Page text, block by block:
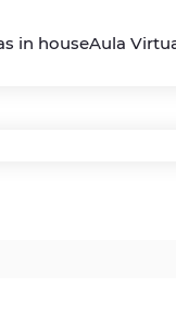
in houseAula